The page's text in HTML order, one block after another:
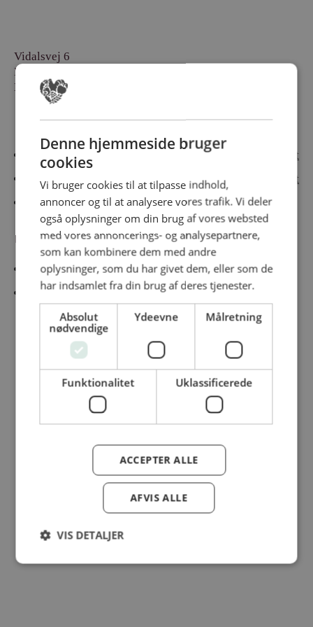
Vidalsvej 6
DK-9230 Svenstrup
Denmark
Cateringmesse Nord
Cateringmesse Midt
Cateringmesse Syd
Cateringmesse Øst
Cateringmesse Thy
Information
Cookiepolitk
Persondatapolitik
© Dansk Cater A/S - All rights reserved
Denne hjemmeside bruger
cookies
Vi bruger cookies til at tilpasse indhold,
annoncer og til at analysere vores trafik. Vi deler
også oplysninger om din brug af vores websted
med vores annoncerings- og analysepartnere,
som kan kombinere dem med andre
oplysninger, som du har givet dem, eller som de
har indsamlet fra din brug af deres tjenester.
Absolut
nødvendige
Ydeevne Målretning
Funktionalitet Uklassificerede
ACCEPTER ALLE
AFVIS ALLE
VIS DETALJER